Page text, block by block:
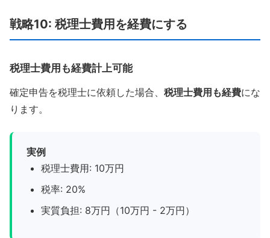
戦略10: 税理士費用を経費にする
税理士費用も経費計上可能
確定申告を税理士に依頼した場合、 税理士費用も経費にな
ります。
実例
税理士費用: 10万円
税率: 20%
実質負担: 8万円（10万円 - 2万円）